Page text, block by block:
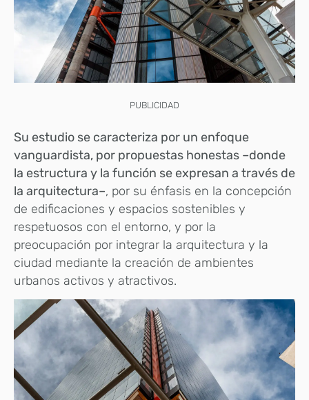
PUBLICIDAD
Su estudio se caracteriza por un enfoque
vanguardista, por propuestas honestas –donde
la estructura y la función se expresan a través de
la arquitectura–, por su énfasis en la concepción
de edificaciones y espacios sostenibles y
respetuosos con el entorno, y por la
preocupación por integrar la arquitectura y la
ciudad mediante la creación de ambientes
urbanos activos y atractivos.